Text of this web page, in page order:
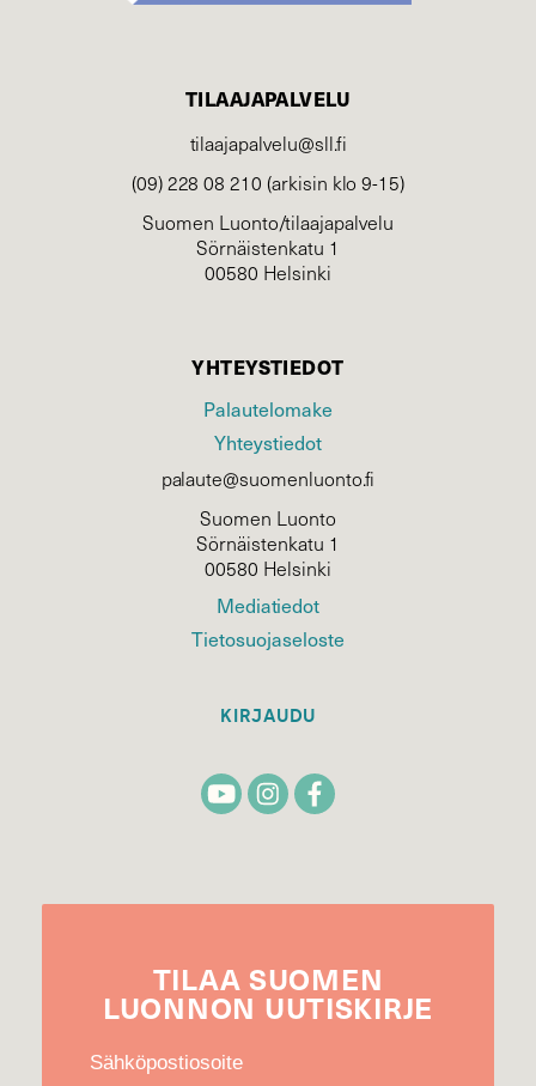
TILAAJAPALVELU
tilaajapalvelu@sll.fi
(09) 228 08 210 (arkisin klo 9-15)
Suomen Luonto/tilaajapalvelu
Sörnäistenkatu 1
00580 Helsinki
YHTEYSTIEDOT
Palautelomake
Yhteystiedot
palaute@suomenluonto.fi
Suomen Luonto
Sörnäistenkatu 1
00580 Helsinki
Mediatiedot
Tietosuojaseloste
KIRJAUDU
TILAA SUOMEN
LUONNON UUTIS­KIRJE
Sähköpostiosoite